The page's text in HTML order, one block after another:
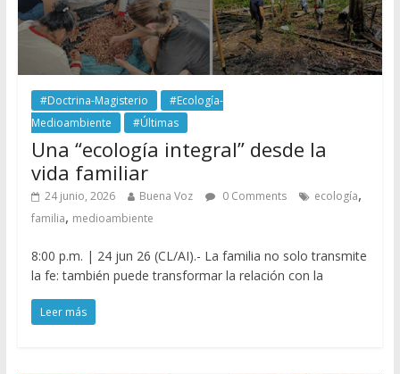
#Doctrina-Magisterio
#Ecología-
Medioambiente
#Últimas
Una “ecología integral” desde la
vida familiar
24 junio, 2026 Buena Voz 0 Comments ecología,
familia, medioambiente
8:00 p.m. | 24 jun 26 (CL/AI).- La familia no solo transmite
la fe: también puede transformar la relación con la
Leer más